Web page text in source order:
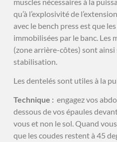
qu’à l’explosivité de
avec le bench press est que
immobilisées par le banc. Les
(zone arrière-côtes) sont
stabilisation.
Les dentelés sont utiles à la
Technique : engagez vos
dessous de vos épaules
vous et non le sol. Quand
que les coudes restent à 45